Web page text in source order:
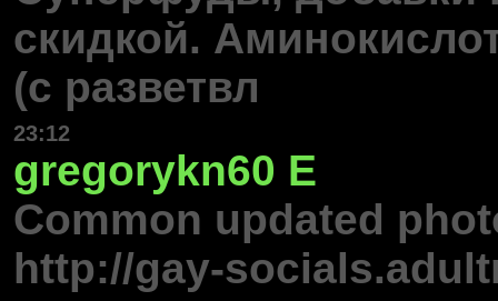
скидкой.
(с разветвл
23:12
gregorykn60 E
Common updated
http://gay-